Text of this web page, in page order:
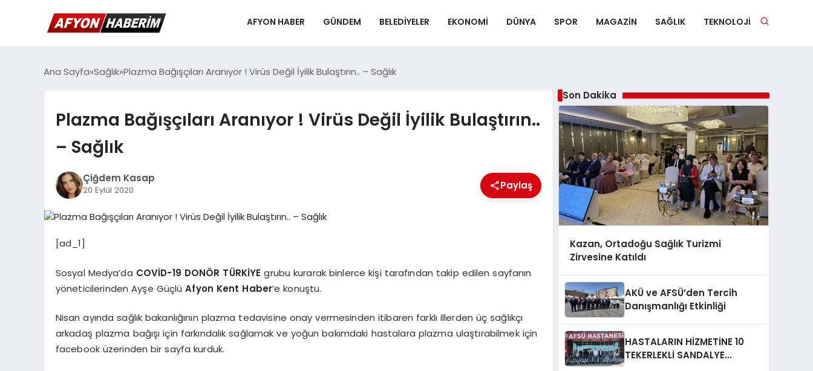
AFYON HABER GÜNDEM BELEDIYELER EKONOMI DÜNYA SPOR MAGAZIN SAĞLIK TEKNOLOJI
Ana Sayfa Sağlık Plazma Bağışçıları Aranıyor ! Virüs Değil İyilik Bulaştırın.. – Sağlık
Plazma Bağışçıları Aranıyor ! Virüs Değil İyilik Bulaştırın..
– Sağlık
Çiğdem Kasap
20 Eylül 2020 Paylaş
[ad_1]
Sosyal Medya’da COVİD-19 DONÖR TÜRKİYE grubu kurarak binlerce kişi tarafından takip edilen sayfanın
yöneticilerinden Ayşe GüçlüAfyon Kent Haber’e konuştu.
Nisan ayında sağlık bakanlığının plazma tedavisine onay vermesinden itibaren farklı illerden üç sağlıkçı
arkadaş plazma bağışı için farkındalık sağlamak ve yoğun bakımdaki hastalara plazma ulaştırabilmek için
facebook üzerinden bir sayfa kurduk.
Son Dakika
Kazan, Ortadoğu Sağlık Turizmi
Zirvesine Katıldı
AKÜ ve AFSÜ’den Tercih
Danışmanlığı Etkinliği
HASTALARIN HİZMETİNE 10
TEKERLEKLİ SANDALYE